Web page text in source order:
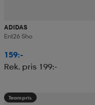
ADIDAS
Ent26 Sho
159:-
Rek. pris 199:-
Teampris